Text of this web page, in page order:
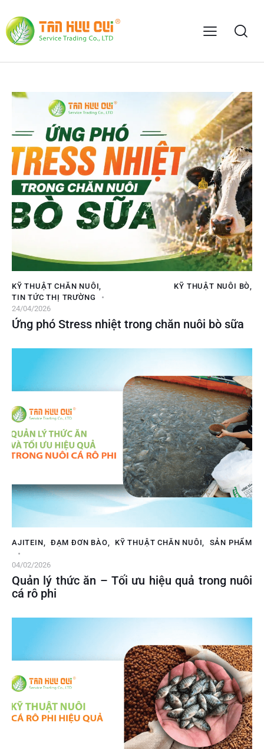
KỸ THUẬT CHĂN NUÔI KỸ THUẬT NUÔI BÒ
TIN TỨC THỊ TRƯỜNG
24/04/2026
Ứng phó Stress nhiệt trong chăn nuôi bò sữa
AJITEIN, ĐẠM ĐƠN BÀO, KỸ THUẬT CHĂN NUÔI, SẢN PHẨM
04/02/2026
Quản lý thức ăn – Tối ưu hiệu quả trong nuôi
cá rô phi